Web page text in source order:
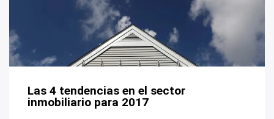
Las 4 tendencias en el sector
inmobiliario para 2017